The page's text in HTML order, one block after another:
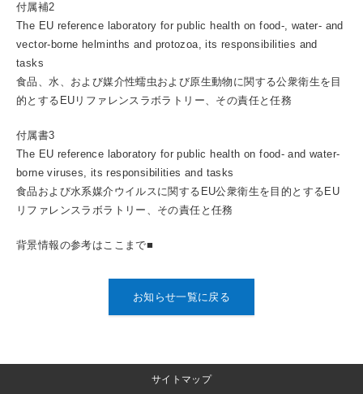
付属補2
The EU reference laboratory for public health on food-, water- and
vector-borne helminths and protozoa, its responsibilities and
tasks
食品、水、および媒介性蠕虫および原生動物に関する公衆衛生を目
的とするEUリファレンスラボラトリー、その責任と任務
付属書3
The EU reference laboratory for public health on food- and water-
borne viruses, its responsibilities and tasks
食品および水系媒介ウイルスに関するEU公衆衛生を目的とするEU
リファレンスラボラトリー、その責任と任務
背景情報の参考はここまで■
お知らせ一覧に戻る
サイトマップ